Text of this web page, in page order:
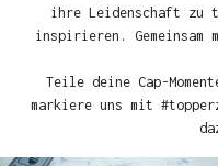
ihre Leidenschaft zu
inspirieren. Gemeinsam
Teile deine Cap-
markiere uns mit